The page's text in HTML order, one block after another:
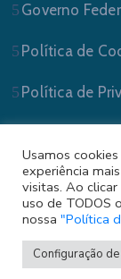
Governo
Política de
Política de
Usamos
experiência
visitas. Ao
uso de TODOS
nossa "Política
Configuração